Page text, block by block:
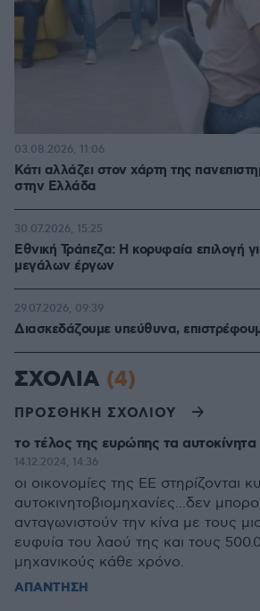
Κάτι αλλάζει στον χάρτη της
στην Ελλάδα
03.08.2026, 11:06
Εθνική Τράπεζα: Η κορυφαία επιλογή
μεγάλων έργων
30.07.2026, 15:25
Διασκεδάζουμε υπεύθυνα,
29.07.2026, 09:39
ΣΧΟΛΙΑ (4)
ΠΡΟΣΘΗΚΗ ΣΧΟΛΙΟΥ
το τέλος της ευρώπης τα αυτοκίνητα
14.12.2024, 14:36
οι οικονομίες της ΕΕ στηρίζονται
αυτοκινητοβιομηχανίες...δεν
ανταγωνιστούν την κίνα με τους
ευφυία του λαού της και τους
μηχανικούς κάθε χρόνο.
ΑΠΑΝΤΗΣΗ